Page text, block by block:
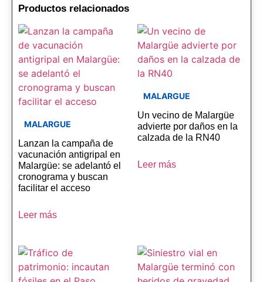
Productos relacionados
MALARGUE
Lanzan la campaña de
vacunación antigripal en
Malargüe: se adelantó el
cronograma y buscan
facilitar el acceso
Leer más
MALARGUE
Un vecino de Malargüe
advierte por daños en la
calzada de la RN40
Leer más